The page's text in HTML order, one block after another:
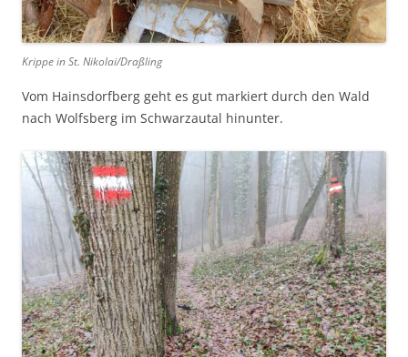
Krippe in St. Nikolai/Draßling
Vom Hainsdorfberg geht es gut markiert durch den Wald
nach Wolfsberg im Schwarzautal hinunter.